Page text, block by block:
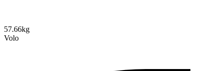
57.66kg
Volo